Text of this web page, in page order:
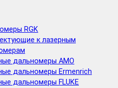
RGK
к лазерным
дальномеры AMO
дальномеры Ermenrich
дальномеры FLUKE